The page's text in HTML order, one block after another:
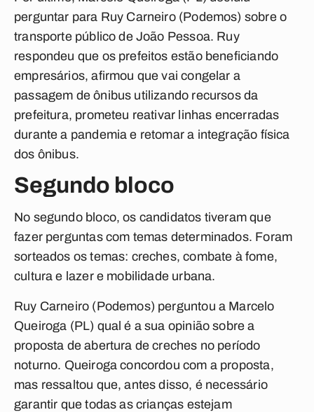
perguntar para Ruy Carneiro (Podemos) sobre o
transporte público de João Pessoa. Ruy
respondeu que os prefeitos estão beneficiando
empresários, afirmou que vai congelar a
passagem de ônibus utilizando recursos da
prefeitura, prometeu reativar linhas encerradas
durante a pandemia e retomar a integração física
dos ônibus.
Segundo bloco
No segundo bloco, os candidatos tiveram que
fazer perguntas com temas determinados. Foram
sorteados os temas: creches, combate à fome,
cultura e lazer e mobilidade urbana.
Ruy Carneiro (Podemos) perguntou a Marcelo
Queiroga (PL) qual é a sua opinião sobre a
proposta de abertura de creches no período
noturno. Queiroga concordou com a proposta,
mas ressaltou que, antes disso, é necessário
garantir que todas as crianças estejam